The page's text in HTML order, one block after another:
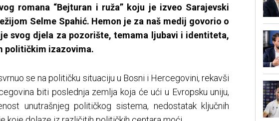
romana “Bejturan i ruža” koju je izveo Sarajevski
Selme Spahić. Hemon je za naš medij govorio o
svog djela za pozorište, temama ljubavi i identiteta,
političkim izazovima.
se na političku situaciju u Bosni i Hercegovini, rekavši
biti poslednja zemlja koja će ući u Evropsku uniju,
unutrašnjeg političkog sistema, nedostatak ključnih